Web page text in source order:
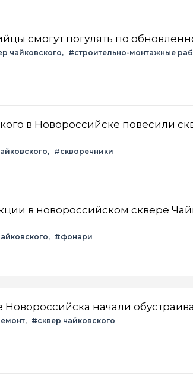
смогут погулять по
чайковского
#строительно-монтажные
в Новороссийске повесили
#скворечники
в новороссийском сквере
#фонари
Новороссийска начали
#сквер чайковского